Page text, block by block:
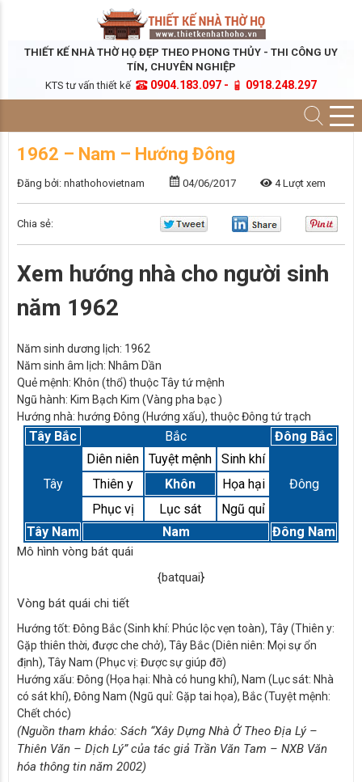
THIẾT KẾ NHÀ THỜ HỌ ĐẸP THEO PHONG THỦY - THI CÔNG UY
TÍN, CHUYÊN NGHIỆP
KTS tư vấn thiết kế
0904.183.097 - 0918.248.297
1962 – Nam – Hướng Đông
Đăng bởi: nhathohovietnam 04/06/2017 4 Lượt xem
Chia sẻ:
Xem hướng nhà cho người sinh
năm 1962
Năm sinh dương lịch: 1962
Năm sinh âm lịch: Nhâm Dần
Quẻ mệnh: Khôn (thổ) thuộc Tây tứ mệnh
Ngũ hành: Kim Bạch Kim (Vàng pha bạc )
Hướng nhà: hướng Đông (Hướng xấu), thuộc Đông tứ trạch
Tây Bắc Bắc Đông Bắc
Tây
Diên niên Tuyệt mệnh
Sinh khí
Đông
Thiên y Khôn
Họa hại
Phục vị
Lục sát
Ngũ quỉ
Tây Nam
Nam Đông Nam
Mô hình vòng bát quái
{batquai}
Vòng bát quái chi tiết
Hướng tốt: Đông Bắc (Sinh khí: Phúc lộc vẹn toàn), Tây (Thiên y:
Gặp thiên thời, được che chở), Tây Bắc (Diên niên: Mọi sự ổn
định), Tây Nam (Phục vị: Được sự giúp đỡ)
Hướng xấu: Đông (Họa hại: Nhà có hung khí), Nam (Lục sát: Nhà
có sát khí), Đông Nam (Ngũ quỉ: Gặp tai họa), Bắc (Tuyệt mệnh:
Chết chóc)
(Nguồn tham khảo: Sách “Xây Dựng Nhà Ở Theo Địa Lý –
Thiên Văn – Dịch Lý” của tác giả Trần Văn Tam – NXB Văn
hóa thông tin năm 2002)